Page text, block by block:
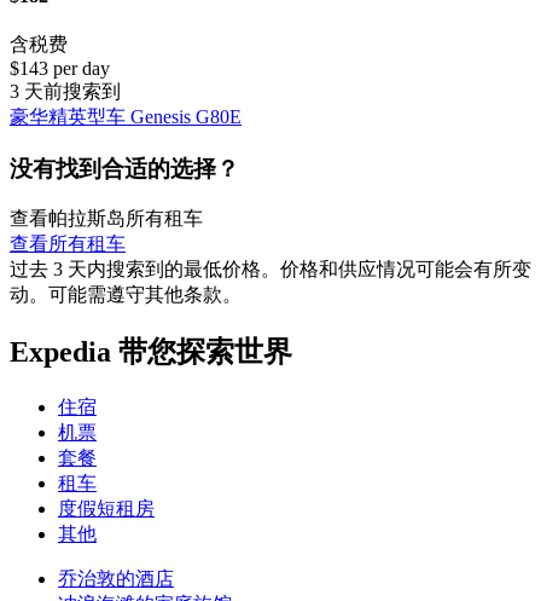
含税费
$143 per day
3 天前搜索到
豪华精英型车 Genesis G80E
没有找到合适的选择？
查看帕拉斯岛所有租车
查看所有租车
过去 3 天内搜索到的最低价格。价格和供应情况可能会有所变
动。可能需遵守其他条款。
Expedia 带您探索世界
住宿
机票
套餐
租车
度假短租房
其他
乔治敦的酒店